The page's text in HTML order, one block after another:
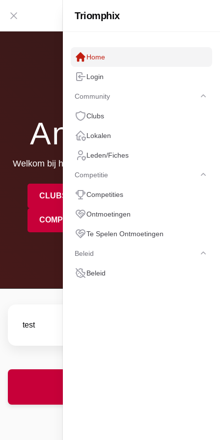
Zijbalk inklappen
KBBB
Antwerpen
Welkom bij het competitiebeheerplatform voor het
Gewest Antwerpen.
CLUBS LEDEN
COMPETITIES ONTMOETINGEN
test
Triomphix
Home
Login
Community
Clubs
Lokalen
Leden/Fiches
Competitie
Competities
Ontmoetingen
Te Spelen Ontmoetingen
Beleid
Beleid